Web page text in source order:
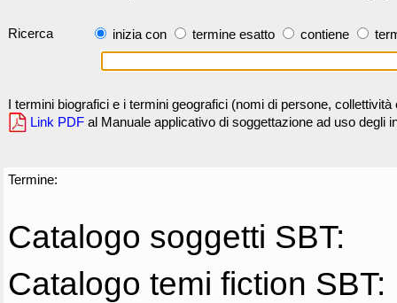
Ricerca inizia con termine esatto contiene
I termini biografici e i termini geografici (nomi di persone,
Link PDF al Manuale applicativo di soggettazione ad uso degli
Termine:
Catalogo soggetti SBT:
Catalogo temi fiction SBT: